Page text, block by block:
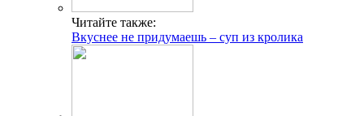
Читайте также:
Вкуснее не придумаешь – суп из кролика